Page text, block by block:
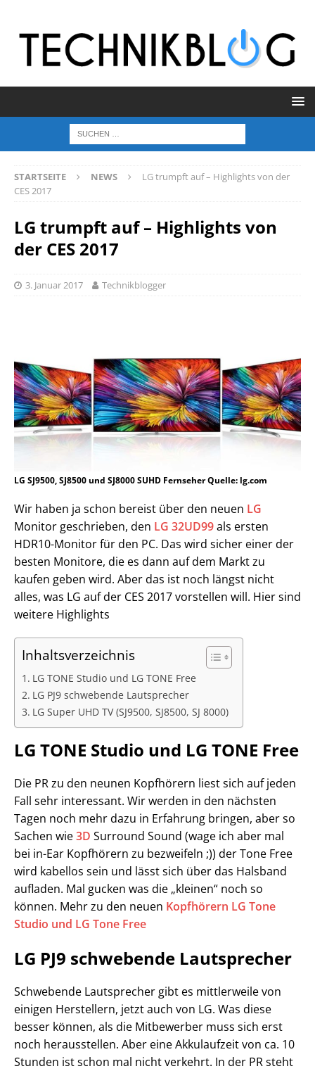
STARTSEITE NEWS
LG trumpft auf – Highlights von der
CES 2017
LG trumpft auf – Highlights von
der CES 2017
3. Januar 2017 Technikblogger
LG SJ9500, SJ8500 und SJ8000 SUHD Fernseher Quelle: lg.com
Wir haben ja schon bereist über den neuen LG
Monitor geschrieben, den LG 32UD99als ersten
HDR10-Monitor für den PC. Das wird sicher einer der
besten Monitore, die es dann auf dem Markt zu
kaufen geben wird. Aber das ist noch längst nicht
alles, was LG auf der CES 2017 vorstellen will. Hier sind
weitere Highlights
Inhaltsverzeichnis
LG TONE Studio und LG TONE Free
LG PJ9 schwebende Lautsprecher
LG Super UHD TV (SJ9500, SJ8500, SJ 8000)
LG TONE Studio und LG TONE Free
Die PR zu den neunen Kopfhörern liest sich auf jeden
Fall sehr interessant. Wir werden in den nächsten
Tagen noch mehr dazu in Erfahrung bringen, aber so
Sachen wie3D Surround Sound (wage ich aber mal
bei in-Ear Kopfhörern zu bezweifeln ;)) der Tone Free
wird kabellos sein und lässt sich über das Halsband
aufladen. Mal gucken was die „kleinen“ noch so
können. Mehr zu den neuen Kopfhörern LG Tone
Studio und LG Tone Free
LG PJ9 schwebende Lautsprecher
Schwebende Lautsprecher gibt es mittlerweile von
einigen Herstellern, jetzt auch von LG. Was diese
besser können, als die Mitbewerber muss sich erst
noch herausstellen. Aber eine Akkulaufzeit von ca. 10
Stunden ist schon mal nicht verkehrt. In der PR steht